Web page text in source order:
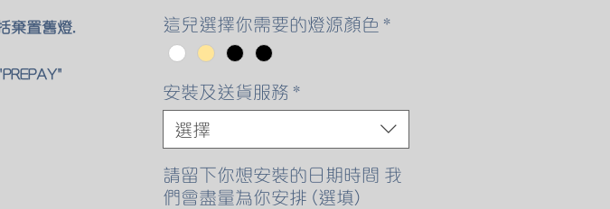
棄置舊燈.
格
這兒選擇你需要的燈源顏色 *
安裝及送貨服務 *
選擇
請留下你想安裝的日期時間 我
們會盡量為你安排 (選填)